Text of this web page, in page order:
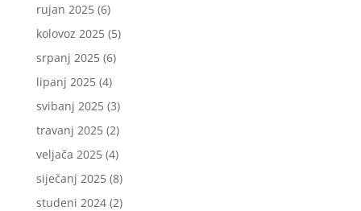
rujan 2025(6)
kolovoz 2025(5)
srpanj 2025(6)
lipanj 2025(4)
svibanj 2025(3)
travanj 2025(2)
veljača 2025(4)
siječanj 2025(8)
studeni 2024(2)